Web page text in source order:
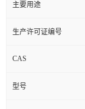
主要用途
生产许可证编号
CAS
型号